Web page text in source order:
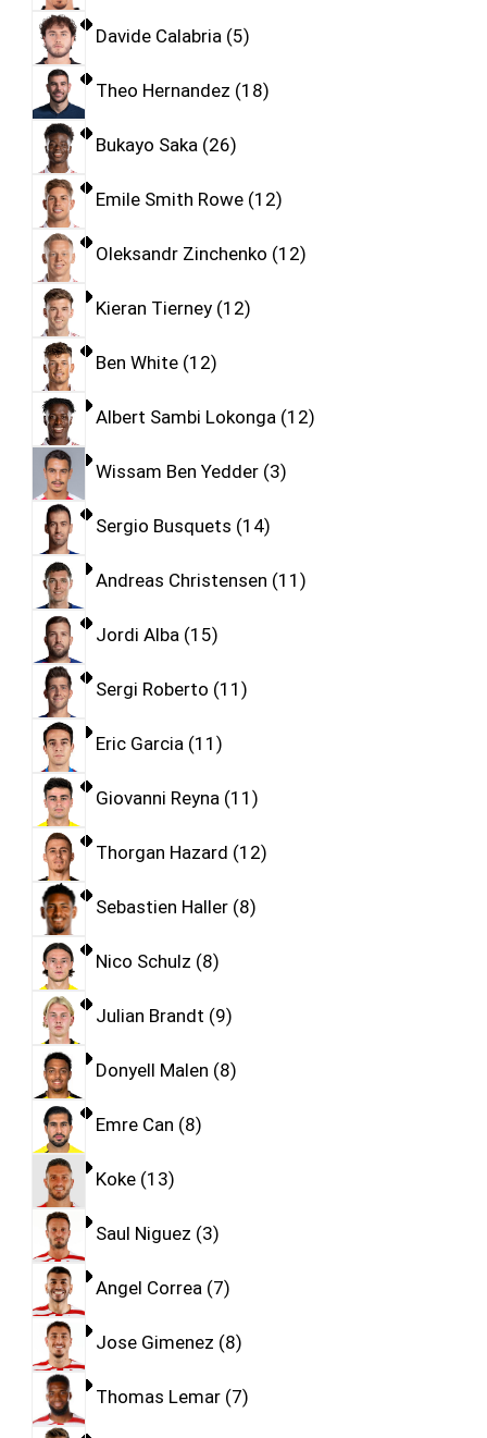
Davide Calabria 5
Theo Hernandez 18
Bukayo Saka 26
Emile Smith Rowe 12
Oleksandr Zinchenko 12
Kieran Tierney 12
Ben White 12
Albert Sambi Lokonga 12
Wissam Ben Yedder 3
Sergio Busquets 14
Andreas Christensen 11
Jordi Alba 15
Sergi Roberto 11
Eric Garcia 11
Giovanni Reyna 11
Thorgan Hazard 12
Sebastien Haller 8
Nico Schulz 8
Julian Brandt 9
Donyell Malen 8
Emre Can 8
Koke 13
Saul Niguez 3
Angel Correa 7
Jose Gimenez 8
Thomas Lemar 7